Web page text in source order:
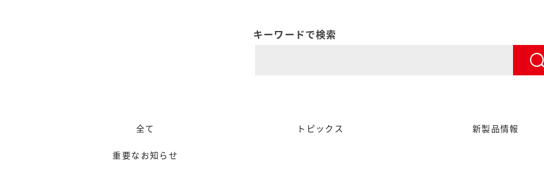
キーワードで検索
全て トピックス 新製品情報
重要なお知らせ